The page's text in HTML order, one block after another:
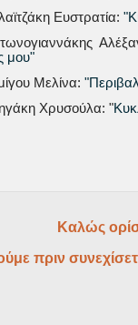
Ευστρατία:
μου"
Μελίνα:
Χρυσούλα: "
Καλώς
πριν